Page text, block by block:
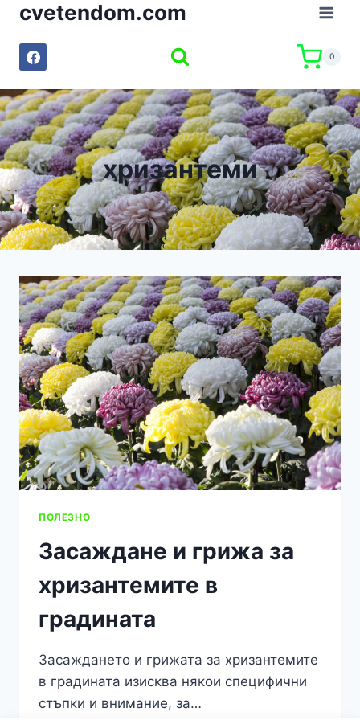
Къмcvetendom.com
0
хризантеми
ПОЛЕЗНО
Засаждане и грижа за
хризантемите в
градината
Засаждането и грижата за хризантемите
в градината изисква някои специфични
стъпки и внимание, за…